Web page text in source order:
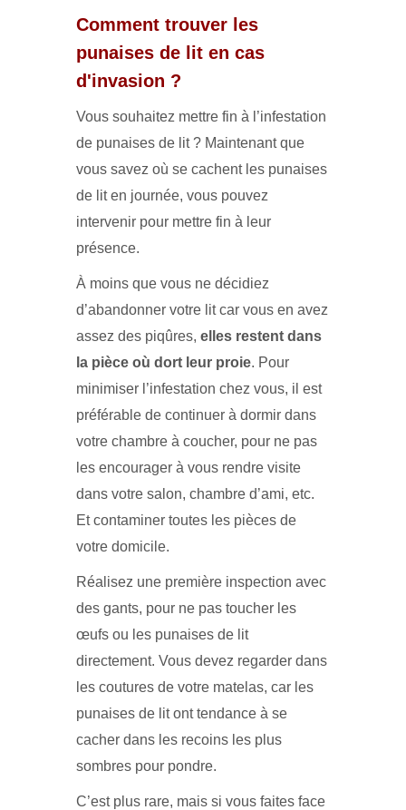
Comment trouver les
punaises de lit en cas
d'invasion ?
Vous souhaitez mettre fin à l’infestation
de punaises de lit ? Maintenant que
vous savez où se cachent les punaises
de lit en journée, vous pouvez
intervenir pour mettre fin à leur
présence.
À moins que vous ne décidiez
d’abandonner votre lit car vous en avez
assez des piqûres, elles restent dans
la pièce où dort leur proie. Pour
minimiser l’infestation chez vous, il est
préférable de continuer à dormir dans
votre chambre à coucher, pour ne pas
les encourager à vous rendre visite
dans votre salon, chambre d’ami, etc.
Et contaminer toutes les pièces de
votre domicile.
Réalisez une première inspection avec
des gants, pour ne pas toucher les
œufs ou les punaises de lit
directement. Vous devez regarder dans
les coutures de votre matelas, car les
punaises de lit ont tendance à se
cacher dans les recoins les plus
sombres pour pondre.
C’est plus rare, mais si vous faites face